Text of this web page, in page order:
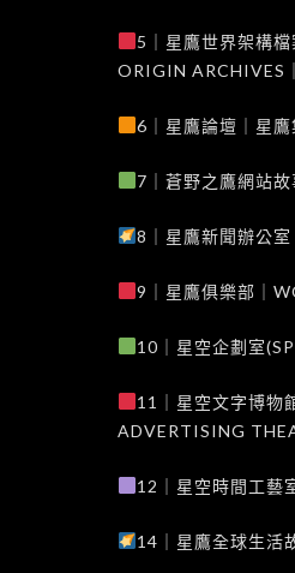
5｜星鷹世界架構
ORIGIN ARCHIVES
6｜星鷹論壇｜星
7｜蒼野之鷹網站
8｜星鷹新聞辦公
9｜星鷹俱樂部｜
10｜星空企劃室
11｜星空文字博物
ADVERTISING
12｜星空時間工藝
14｜星鷹全球生活